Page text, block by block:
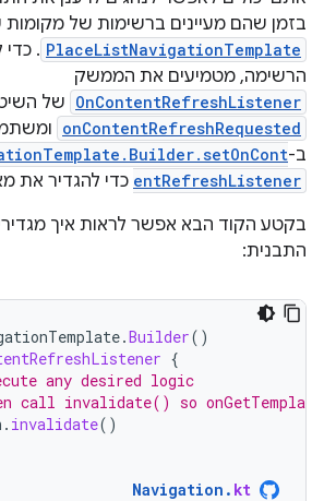
בזמן שהם מעיינים ברשימות של מקומות
PlaceListNavigationTemplate . כדי
הרשימה, מטמיעים את הממשק
OnContentRefreshListener של
onContentRefreshRequested
ב-
entRefreshListener כדי להגדיר את
בקטע הקוד הבא אפשר לראות איך
התבנית:
.Builder()
{
any desired logic
call invalidate() so
. invalidate()
Navigation . kt